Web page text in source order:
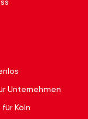
Unternehmen
Köln